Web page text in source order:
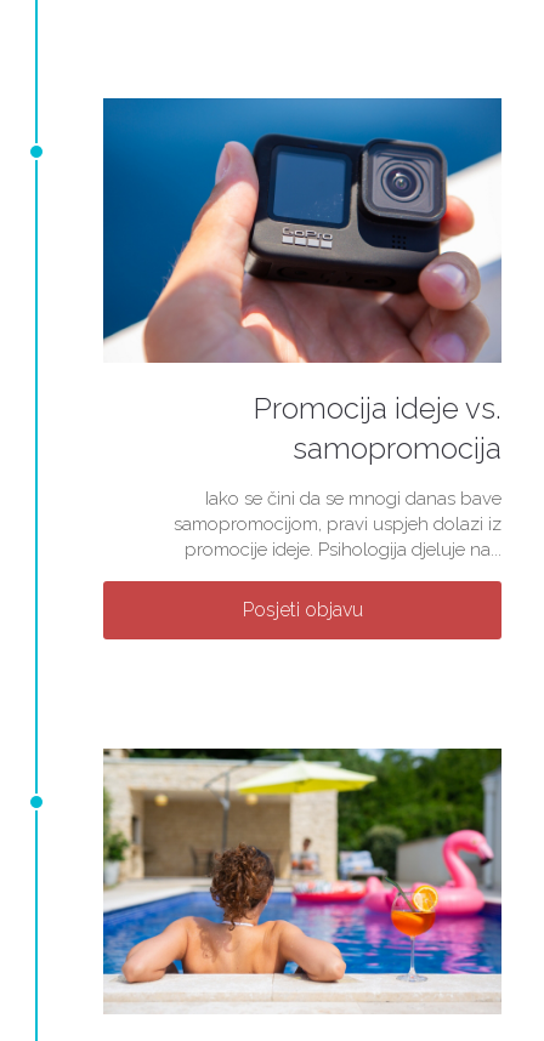
Promocija ideje vs.
samopromocija
Iako se čini da se mnogi danas bave
samopromocijom, pravi uspjeh dolazi iz
promocije ideje. Psihologija djeluje na...
Posjeti objavu